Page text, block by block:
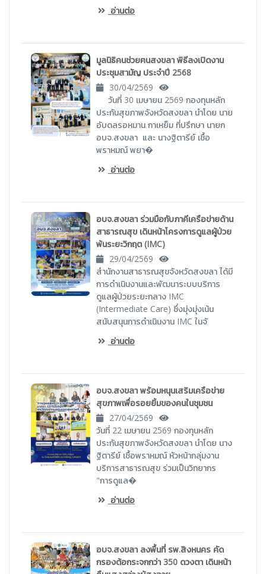
อ่านต่อ
มูลนิธิคนช่วยฅนสงขลา พิธีลงเปิดงาน
ประชุมสามัญ ประจำปี 2568
30/04/2569
วันที่ 30 เมษายน 2569 กองทุนหลัก
ประกันสุขภาพจังหวัดสงขลา นำโดย นาย
อับดลรอหมาน กาเหย็ม ที่ปรึกษา นายก
อบจ.สงขลา และ นางฐิตารีย์ เชื้อ
พราหมณ์ พยา�
อ่านต่อ
อบจ.สงขลา ร่วมมือกับภาคีเครือข่ายด้าน
สาธารณสุข เดินหน้าโครงการดูแลผู้ป่วย
พ้นระยะวิกฤต (IMC)
29/04/2569
สำนักงานสาธารณสุขจังหวัดสงขลา ได้มี
การดำเนินงานและพัฒนาระบบบริการ
ดูแลผู้ป่วยระยะกลาง IMC
(Intermediate Care) ซึ่งมุ่งมุ่งเน้น
สนับสนุนการดำเนินงาน IMC ในจั
อ่านต่อ
อบจ.สงขลา พร้อมหนุนเสริมเครือข่าย
สุขภาพเพื่อรอยยิ้มของคนในชุมชน
27/04/2569
วันที่ 22 เมษายน 2569 กองทุนหลัก
ประกันสุขภาพจังหวัดสงขลา นำโดย นาง
ฐิตารีย์ เชื้อพราหมณ์ หัวหน้ากลุ่มงาน
บริการสาธารณสุข ร่วมเป็นวิทยากร
"การดูแล�
อ่านต่อ
อบจ.สงขลา ลงพื้นที่ รพ.สิงหนคร คัด
กรองต้อกระจกกว่า 350 ดวงตา เดินหน้า